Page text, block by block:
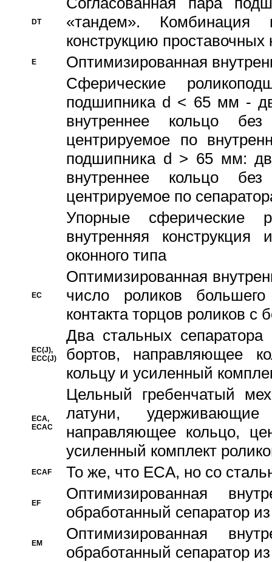
DT
«тандем».
конструкцию проставочных
E
Оптимизированная
Сферические
подшипника d < 65 мм -
внутреннее кольцо
центрируемое по
подшипника d > 65 мм:
внутреннее кольцо
центрируемое по
Упорные сферические
внутренняя
оконного типа
EC
Oптимизированная
число роликов
контакта торцов роликов с
EC(J),
ECC(J)
Два стальных сепаратора
бортов, направляющее
кольцу и усиленный
ECA,
ECAC
Цельный гребенчатый
латуни,
направляющее кольцо,
усиленный комплект
ECAF То же, что ECA, но со
EF
Оптимизированная
обработанный сепаратор
EM
Оптимизированная
обработанный сепаратор